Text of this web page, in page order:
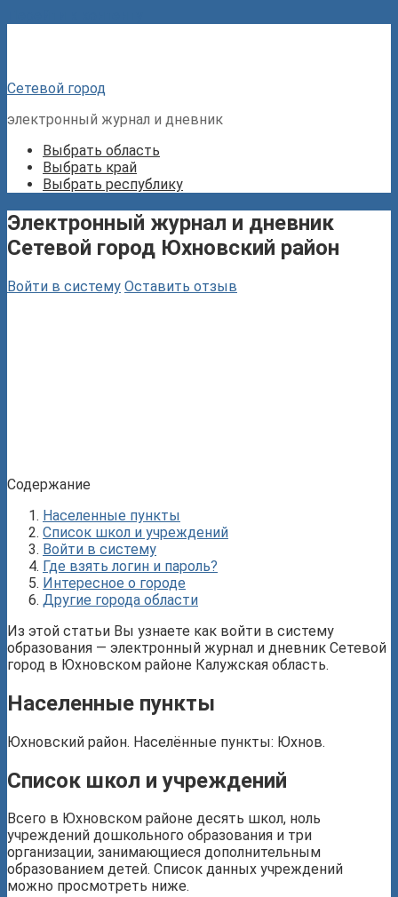
Сетевой город
электронный журнал и дневник
Выбрать область
Выбрать край
Выбрать республику
Электронный журнал и дневник
Сетевой город Юхновский район
Войти в систему Оставить отзыв
Содержание
Населенные пункты
Список школ и учреждений
Войти в систему
Где взять логин и пароль?
Интересное о городе
Другие города области
Из этой статьи Вы узнаете как войти в систему
образования — электронный журнал и дневник Сетевой
город в Юхновском районе Калужская область.
Населенные пункты
Юхновский район. Населённые пункты: Юхнов.
Список школ и учреждений
Всего в Юхновском районе десять школ, ноль
учреждений дошкольного образования и три
организации, занимающиеся дополнительным
образованием детей. Список данных учреждений
можно просмотреть ниже.